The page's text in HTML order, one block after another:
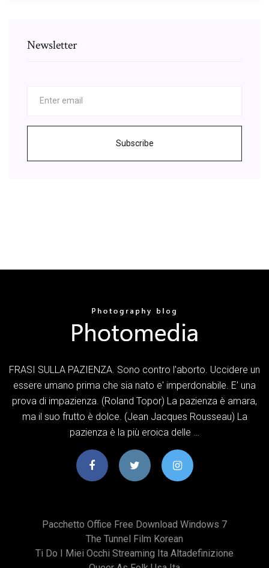
Newsletter
Subscribe
FRASI SULLA PAZIENZA. Sono contro l'aborto. Uccidere un
essere umano prima che sia nato e' imperdonabile. E' una
prova di impazienza. (Roland Topor) La pazienza è amara,
ma il suo frutto è dolce. (Jean Jacques Rousseau) La
pazienza è la più eroica delle …
Pacchetto Office Free Download Windows 7
The Tunnel Film Korean
Ti Do I Miei Occhi Streaming Ita Altadefinizione